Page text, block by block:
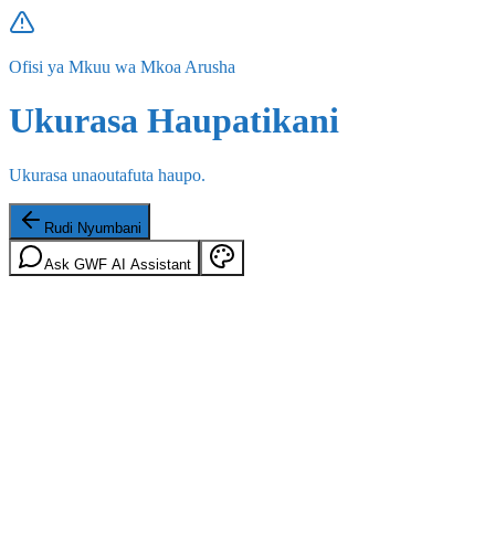
Ofisi ya Mkuu wa Mkoa Arusha
Ukurasa Haupatikani
Ukurasa unaoutafuta haupo.
Rudi Nyumbani
Ask GWF AI Assistant